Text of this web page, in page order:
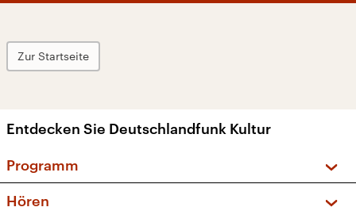
Zur Startseite
Entdecken Sie Deutschlandfunk Kultur
Programm
Hören